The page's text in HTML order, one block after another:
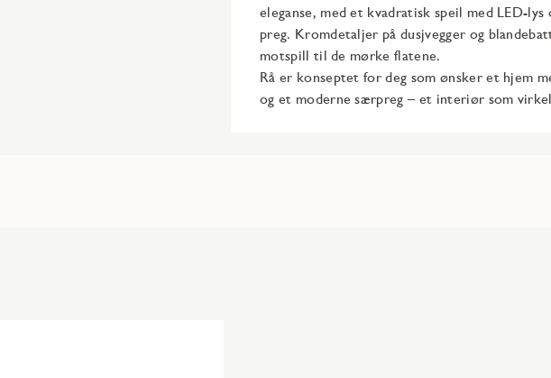
eleganse, med et kvadratisk speil med LED-
preg. Kromdetaljer på dusjvegger og
motspill til de mørke flatene.​
Rå er konseptet for deg som ønsker et hjem
og et moderne særpreg – et interiør som